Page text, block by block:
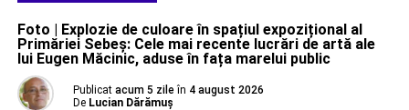
Foto | Explozie de culoare în spațiul expozițional al
Primăriei Sebeș: Cele mai recente lucrări de artă ale
lui Eugen Măcinic, aduse în fața marelui public
Publicat acum 5 zile în 4 august 2026
De Lucian Dărămuș